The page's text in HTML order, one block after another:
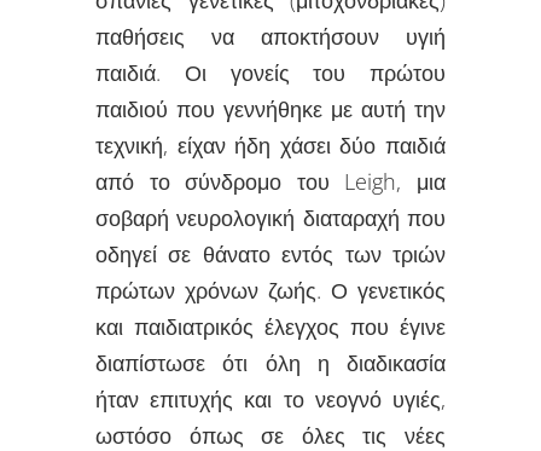
παθήσεις να αποκτήσουν υγιή
παιδιά. Οι γονείς του πρώτου
παιδιού που γεννήθηκε με αυτή την
τεχνική, είχαν ήδη χάσει δύο παιδιά
από το σύνδρομο του Leigh, μια
σοβαρή νευρολογική διαταραχή που
οδηγεί σε θάνατο εντός των τριών
πρώτων χρόνων ζωής. Ο γενετικός
και παιδιατρικός έλεγχος που έγινε
διαπίστωσε ότι όλη η διαδικασία
ήταν επιτυχής και το νεογνό υγιές,
ωστόσο όπως σε όλες τις νέες